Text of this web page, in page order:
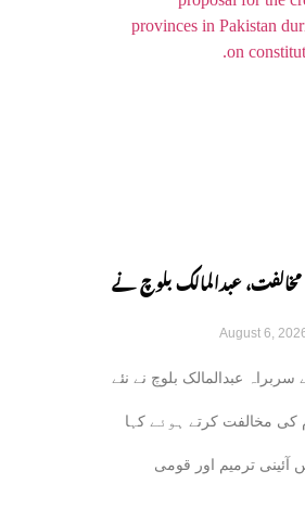
عبدالمالک بلوچ نے
پر دوٹوک مؤقف اختیار کر
August 6,
سربراہ عبدالمالک بلوچ نے نئے
کی مخالفت کرتے ہوئے کہا
آئینی ترمیم اور قومی